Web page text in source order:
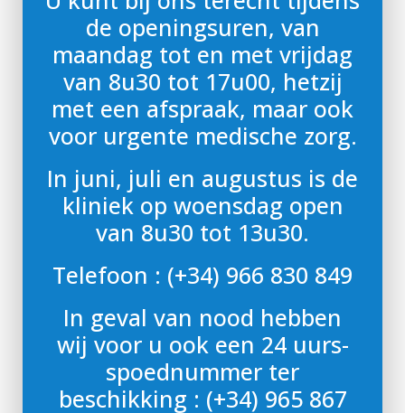
de openingsuren, van
maandag tot en met vrijdag
van 8u30 tot 17u00, hetzij
met een afspraak, maar ook
voor urgente medische zorg.
In juni, juli en augustus is de
kliniek op woensdag open
van 8u30 tot 13u30.
Telefoon : (+34) 966 830 849
In geval van nood hebben
wij voor u ook een 24 uurs-
spoednummer ter
beschikking : (+34) 965 867